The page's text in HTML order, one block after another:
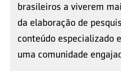
brasileiros a viverem
da elaboração de
conteúdo especializado
uma comunidade